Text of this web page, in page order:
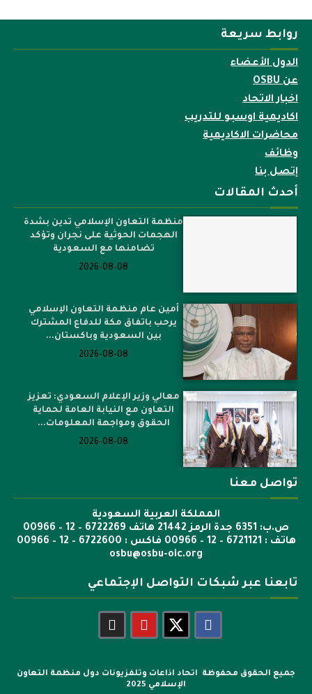
روابط سريعة
الدول الأعضاء
عن OSBU
اخبار الاتحاد
اكاديمية اوسبو للتدريب
محاضرات الاكاديمية
وظائف
إتصل بنا
أحدث المقالات
منظمة التعاون الإسلامي تدين بشدة
الهجمات الحوثية على نجران وتؤكد
تضامنها مع السعودية
2026-08-08
أمين عام منظمة التعاون الإسلامي
يرحب باتفاق مكة للدفاع المشترك
بين السعودية وباكستان...
2026-08-08
معالي وزير الإعلام السعودي: تعزيز
التعاون مع النيابة العامة لحماية
الحقوق ومواجهة المعلومات...
2026-08-08
تواصل معنا
المملكة العربية السعودية
ص.ب: 6351 جدة الرمز 21442 هاتف 6722269 – 12 – 00966
هاتف : 6721121 – 12 – 00966 فاكس : 6722600 – 12 – 00966
osbu@osbu-oic.org
تابعنا عبر شبكات التواصل الإجتماعي
جميع الحقوق محفوظة اتحاد اذاعات وتلفزيونات دول منظمة التعاون
الإسلامي 2025